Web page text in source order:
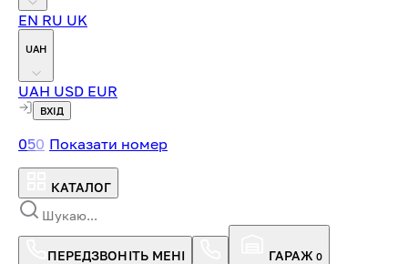
EN RU UK
UAH
UAH USD EUR
ВХІД
050 Показати номер
КАТАЛОГ
ПЕРЕДЗВОНІТЬ МЕНІ ГАРАЖ 0